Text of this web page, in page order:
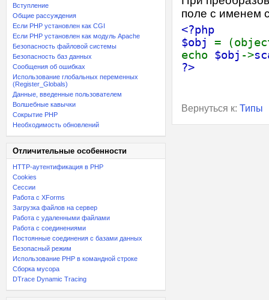
Вступление
Общие рассуждения
Если PHP установлен как CGI
Если PHP установлен как модуль Apache
Безопасность файловой системы
Безопасность баз данных
Сообщения об ошибках
Использование глобальных переменных
(Register_Globals)
Данные, введенные пользователем
Волшебные кавычки
Сокрытие PHP
Необходимость обновлений
Отличительные особенности
HTTP-аутентификация в PHP
Cookies
Сессии
Работа с XForms
Загрузка файлов на сервер
Работа с удаленными файлами
Работа с соединениями
Постоянные соединения с базами данных
Безопасный режим
Использование PHP в командной строке
Сборка мусора
DTrace Dynamic Tracing
поле с именем
<?php
$obj =
echo $obj ->
?>
Вернуться к: Типы